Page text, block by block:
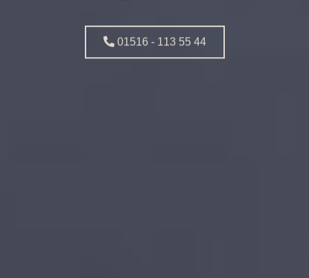
01516 - 113 55 44